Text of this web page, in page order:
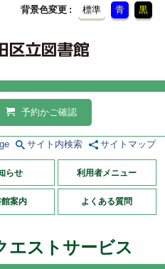
背景色変更 標準 青 黒
予約かご確認
サイト内検索 サイトマップ
らせ 利用者メニュー
館案内 よくある質問
エストサービス